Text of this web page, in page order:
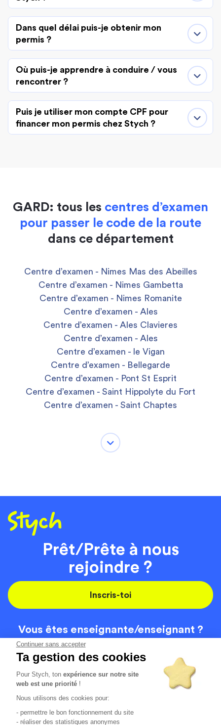
Continuer sans accepter
Ta gestion des cookies
Pour Stych, tonexpérience sur notre site
web est une priorité !
Nous utilisons des cookies pour:
- permettre le bon fonctionnement du site
- réaliser des statistiques anonymes
Dans quel délai puis-je obtenir mon
permis ?
Où puis-je apprendre à conduire / vous
rencontrer ?
Puis je utiliser mon compte CPF pour
financer mon permis chez Stych ?
GARD: tous les centres d’examen
pour passer le code de la route
dans ce département
Centre d’examen - Nimes Mas des Abeilles
Centre d’examen - Nimes Gambetta
Centre d’examen - Nimes Romanite
Centre d’examen - Ales
Centre d’examen - Ales Clavieres
Centre d’examen - Ales
Centre d’examen - le Vigan
Centre d’examen - Bellegarde
Centre d’examen - Pont St Esprit
Centre d’examen - Saint Hippolyte du Fort
Centre d’examen - Saint Chaptes
Prêt/Prête à nous
rejoindre ?
Inscris-toi
Vous êtes enseignante/enseignant ?
On recrute
Code de la route
Localisation
Contact